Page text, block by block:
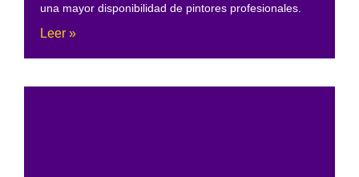
una mayor disponibilidad de pintores profesionales.
Leer »